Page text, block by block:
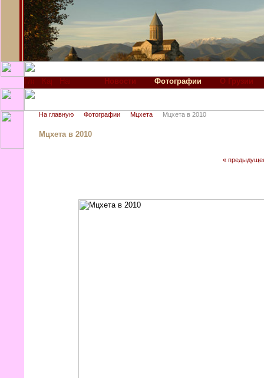
Новости Фотографии О Грузии
На главную Фотографии Мцхета Мцхета в 2010
Мцхета в 2010
«